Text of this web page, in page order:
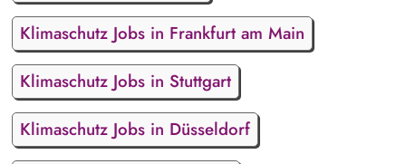
Klimaschutz Jobs in Frankfurt am Main
Klimaschutz Jobs in Stuttgart
Klimaschutz Jobs in Düsseldorf